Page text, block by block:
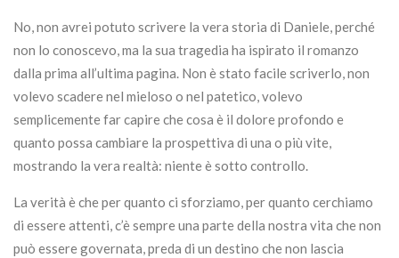
No, non avrei potuto scrivere la vera storia di Daniele, perché
non lo conoscevo, ma la sua tragedia ha ispirato il romanzo
dalla prima all’ultima pagina. Non è stato facile scriverlo, non
volevo scadere nel mieloso o nel patetico, volevo
semplicemente far capire che cosa è il dolore profondo e
quanto possa cambiare la prospettiva di una o più vite,
mostrando la vera realtà: niente è sotto controllo.
La verità è che per quanto ci sforziamo, per quanto cerchiamo
di essere attenti, c’è sempre una parte della nostra vita che non
può essere governata, preda di un destino che non lascia